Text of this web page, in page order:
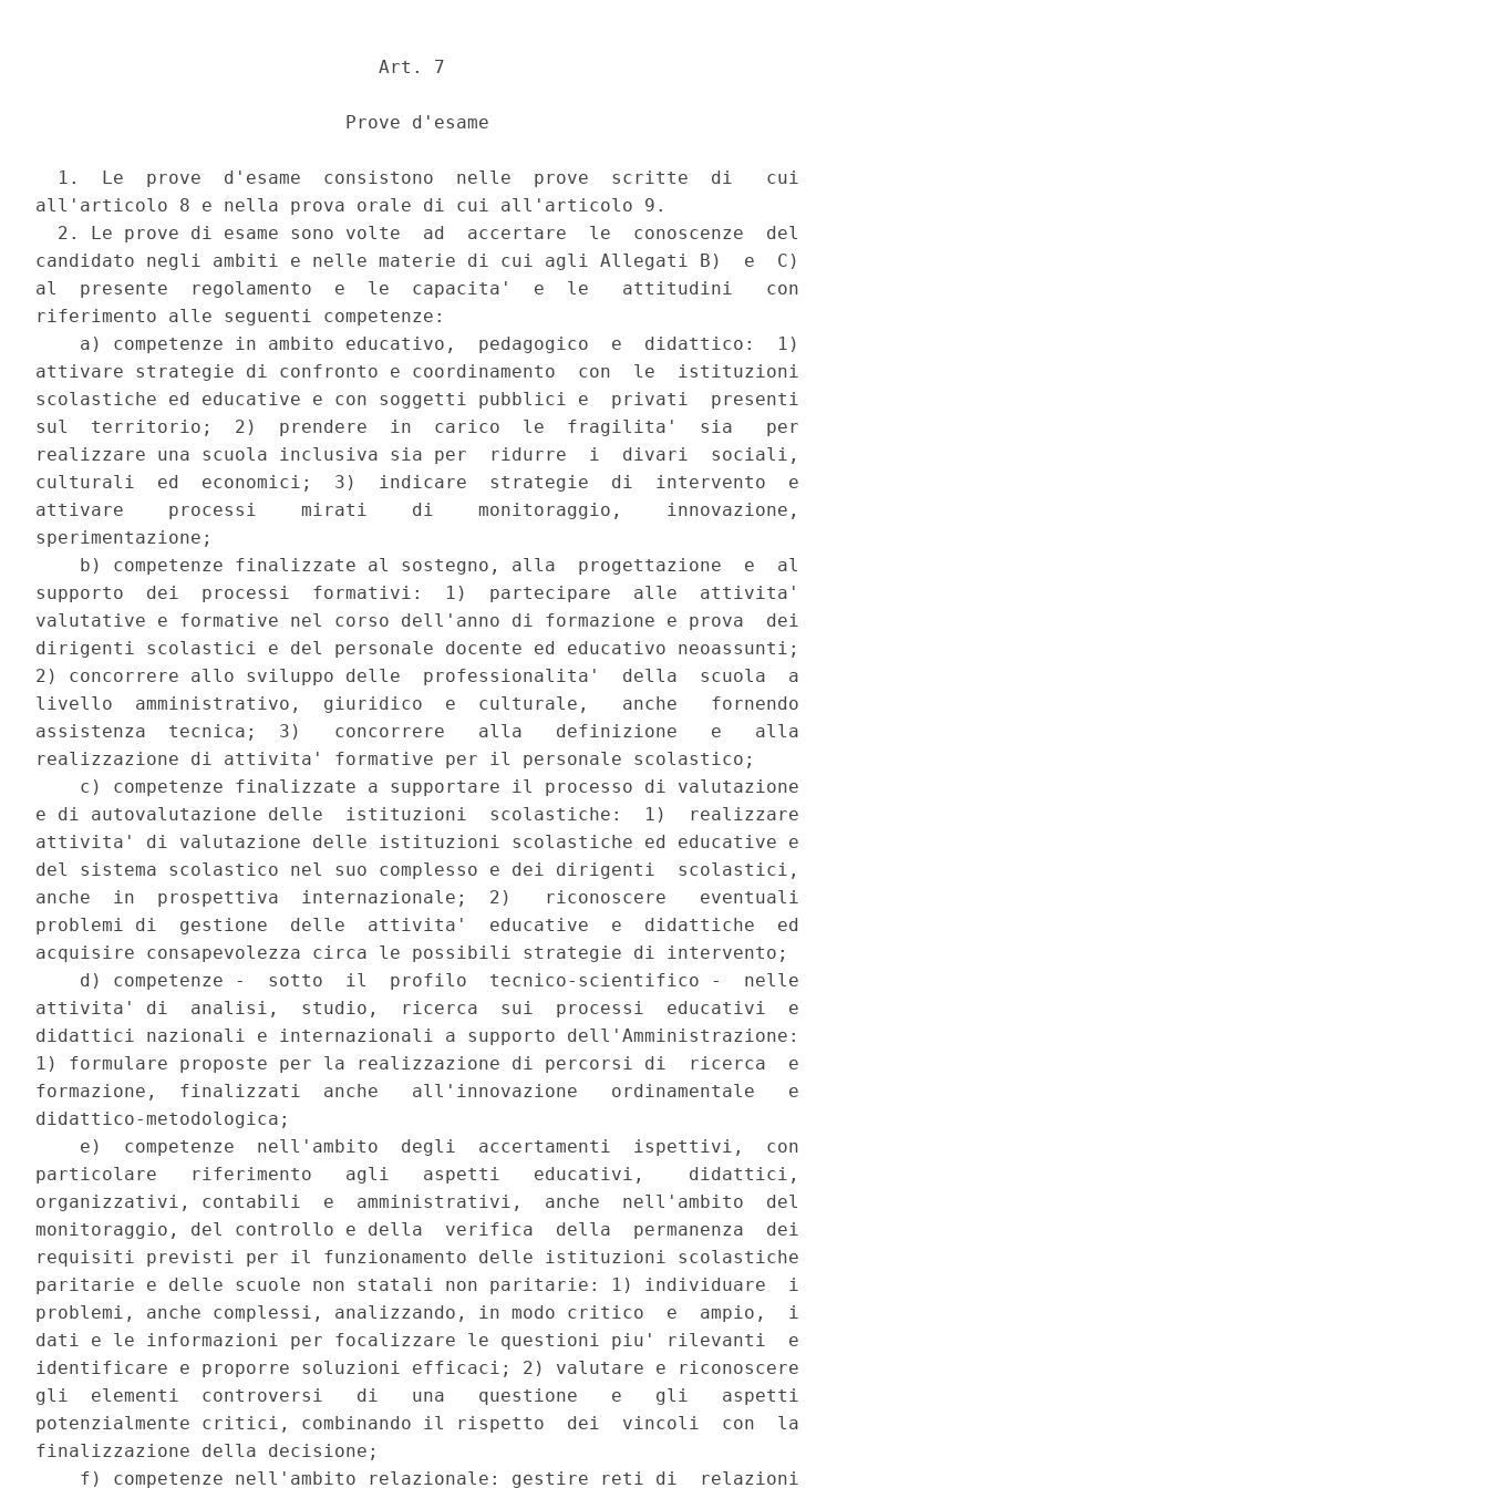
                               Art. 7
                            Prove d'esame
  1.  Le  prove  d'esame  consistono  nelle  prove  scritte  di   cui
all'articolo 8 e nella prova orale di cui all'articolo 9.
  2. Le prove di esame sono volte  ad  accertare  le  conoscenze  del
candidato negli ambiti e nelle materie di cui agli Allegati B)  e  C)
al  presente  regolamento  e  le  capacita'  e  le   attitudini   con
riferimento alle seguenti competenze:
    a) competenze in ambito educativo,  pedagogico  e  didattico:  1)
attivare strategie di confronto e coordinamento  con  le  istituzioni
scolastiche ed educative e con soggetti pubblici e  privati  presenti
sul  territorio;  2)  prendere  in  carico  le  fragilita'  sia   per
realizzare una scuola inclusiva sia per  ridurre  i  divari  sociali,
culturali  ed  economici;  3)  indicare  strategie  di  intervento  e
attivare    processi    mirati    di    monitoraggio,    innovazione,
sperimentazione;
    b) competenze finalizzate al sostegno, alla  progettazione  e  al
supporto  dei  processi  formativi:  1)  partecipare  alle  attivita'
valutative e formative nel corso dell'anno di formazione e prova  dei
dirigenti scolastici e del personale docente ed educativo neoassunti;
2) concorrere allo sviluppo delle  professionalita'  della  scuola  a
livello  amministrativo,  giuridico  e  culturale,   anche   fornendo
assistenza  tecnica;  3)   concorrere   alla   definizione   e   alla
realizzazione di attivita' formative per il personale scolastico;
    c) competenze finalizzate a supportare il processo di valutazione
e di autovalutazione delle  istituzioni  scolastiche:  1)  realizzare
attivita' di valutazione delle istituzioni scolastiche ed educative e
del sistema scolastico nel suo complesso e dei dirigenti  scolastici,
anche  in  prospettiva  internazionale;  2)   riconoscere   eventuali
problemi di  gestione  delle  attivita'  educative  e  didattiche  ed
acquisire consapevolezza circa le possibili strategie di intervento;
    d) competenze -  sotto  il  profilo  tecnico-scientifico -  nelle
attivita' di  analisi,  studio,  ricerca  sui  processi  educativi  e
didattici nazionali e internazionali a supporto dell'Amministrazione:
1) formulare proposte per la realizzazione di percorsi di  ricerca  e
formazione,  finalizzati  anche   all'innovazione   ordinamentale   e
didattico-metodologica;
    e)  competenze  nell'ambito  degli  accertamenti  ispettivi,  con
particolare   riferimento   agli   aspetti   educativi,    didattici,
organizzativi, contabili  e  amministrativi,  anche  nell'ambito  del
monitoraggio, del controllo e della  verifica  della  permanenza  dei
requisiti previsti per il funzionamento delle istituzioni scolastiche
paritarie e delle scuole non statali non paritarie: 1) individuare  i
problemi, anche complessi, analizzando, in modo critico  e  ampio,  i
dati e le informazioni per focalizzare le questioni piu' rilevanti  e
identificare e proporre soluzioni efficaci; 2) valutare e riconoscere
gli  elementi  controversi   di   una   questione   e   gli   aspetti
potenzialmente critici, combinando il rispetto  dei  vincoli  con  la
finalizzazione della decisione;
    f) competenze nell'ambito relazionale: gestire reti di  relazioni